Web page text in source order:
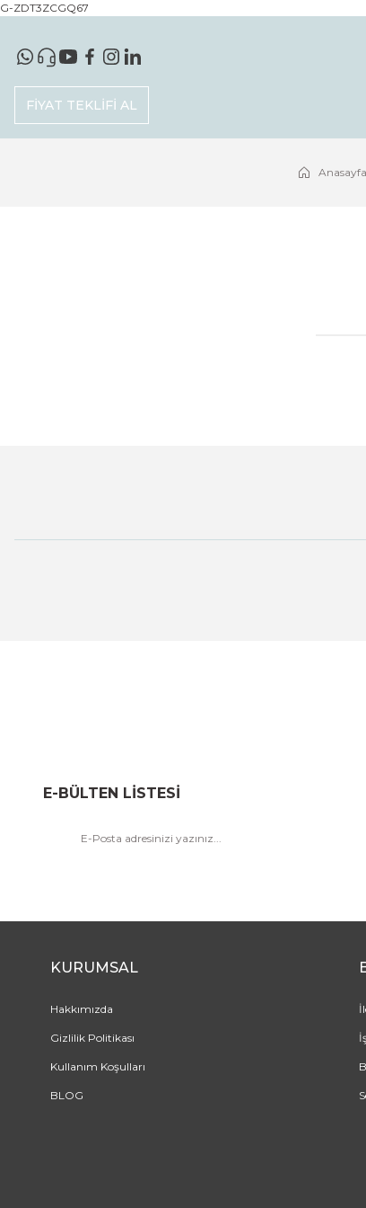
G-ZDT3ZCGQ67
FİYAT TEKLİFİ AL
Anasayfa
E-BÜLTEN LİSTESİ
KURUMSAL
Hakkımızda
Gizlilik Politikası
Kullanım Koşulları
BLOG